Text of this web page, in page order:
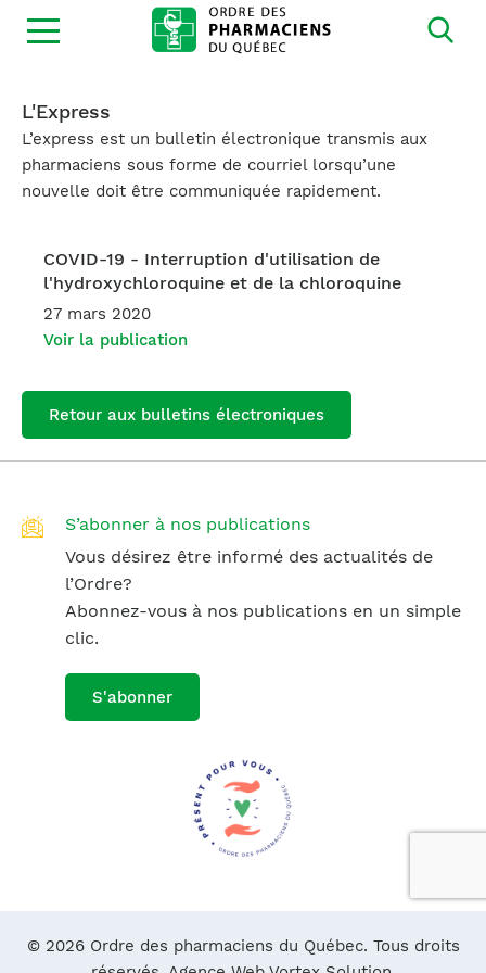
Ouvrir
la
L'Express
L’express est un bulletin électronique transmis aux
pharmaciens sous forme de courriel lorsqu’une
nouvelle doit être communiquée rapidement.
COVID-19 - Interruption d'utilisation de
l'hydroxychloroquine et de la chloroquine
27 mars 2020
Voir la publication
Retour aux bulletins électroniques
S’abonner à nos publications
Vous désirez être informé des actualités de
l’Ordre?
Abonnez-vous à nos publications en un simple
clic.
S'abonner
© 2026 Ordre des pharmaciens du Québec. Tous droits